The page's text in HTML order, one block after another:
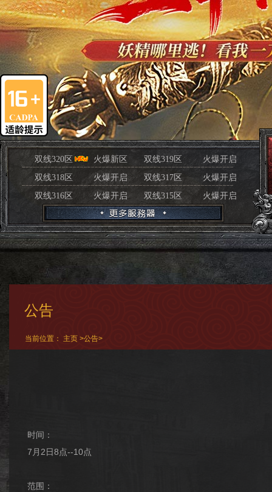
双线320区 火爆新区 双线319区
火爆开启
双线318区
火爆开启 双线317区
火爆开启
双线316区
火爆开启 双线315区 火爆开启
公告
当前位置： 主页 >公告>
时间：
7月2日8点--10点
范围：